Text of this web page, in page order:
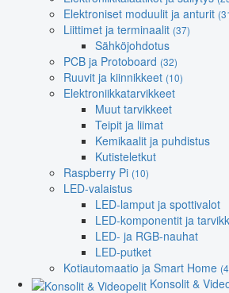
Elektroniset moduulit ja anturit
Liittimet ja terminaalit (37)
Sähköjohdotus
PCB ja Protoboard (32)
Ruuvit ja kiinnikkeet (10)
Elektroniikkatarvikkeet
Muut tarvikkeet
Teipit ja liimat
Kemikaalit ja puhdistus
Kutisteletkut
Raspberry Pi (10)
LED-valaistus
LED-lamput ja spottivalot
LED-komponentit ja
LED- ja RGB-nauhat
LED-putket
Kotiautomaatio ja Smart Home
Konsolit &